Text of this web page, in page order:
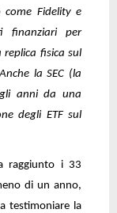
come Fidelity e
finanziari per
replica fisica sul
la SEC (la
anni da una
degli ETF sul
raggiunto i 33
di un anno,
testimoniare la